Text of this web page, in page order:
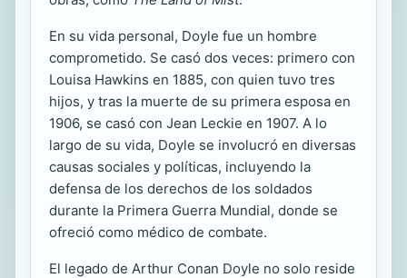
En su vida personal, Doyle fue un hombre
comprometido. Se casó dos veces: primero con
Louisa Hawkins en 1885, con quien tuvo tres
hijos, y tras la muerte de su primera esposa en
1906, se casó con Jean Leckie en 1907. A lo
largo de su vida, Doyle se involucró en diversas
causas sociales y políticas, incluyendo la
defensa de los derechos de los soldados
durante la Primera Guerra Mundial, donde se
ofreció como médico de combate.
El legado de Arthur Conan Doyle no solo reside